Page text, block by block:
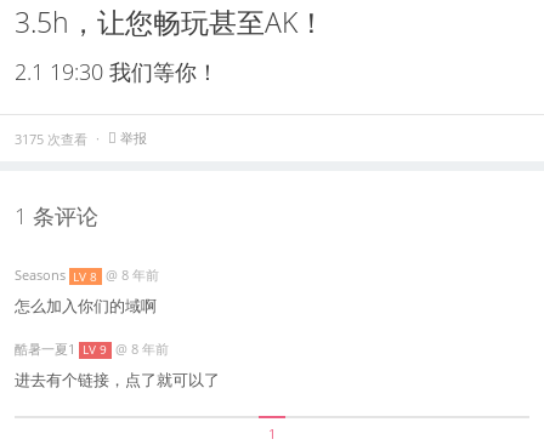
3.5h，让您畅玩甚至AK！
2.1 19:30 我们等你！
3175 次查看 举报
1 条评论
Seasons LV 8 @ 8 年前
怎么加入你们的域啊
酷暑一夏1 LV 9 @ 8 年前
进去有个链接，点了就可以了
1